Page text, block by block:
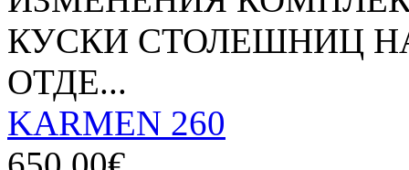
КУСКИ СТОЛЕШНИЦ
ОТДЕ...
KARMEN 260